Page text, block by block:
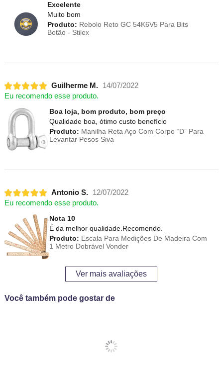
Excelente
Muito bom
Produto: Rebolo Reto GC 54K6V5 Para Bits
Botão - Stilex
Guilherme M.
14/07/2022
Eu recomendo esse produto.
Boa loja, bom produto, bom preço
Qualidade boa, ótimo custo benefício
Produto: Manilha Reta Aço Com Corpo “D” Para
Levantar Pesos Siva
Antonio S.
12/07/2022
Eu recomendo esse produto.
Nota 10
É da melhor qualidade.Recomendo.
Produto: Escala Para Medições De Madeira Com
1 Metro Dobrável Vonder
Ver mais avaliações
Você também pode gostar de